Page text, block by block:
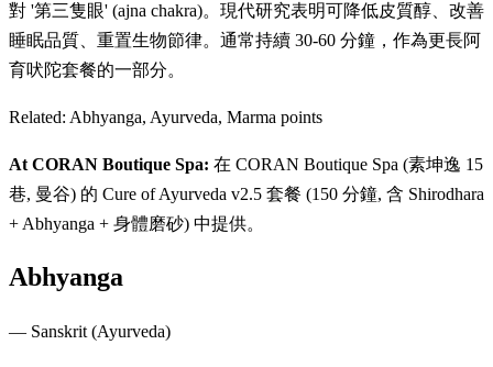
對 '第三隻眼' (ajna chakra)。現代研究表明可降低皮質醇、改善
睡眠品質、重置生物節律。通常持續 30-60 分鐘，作為更長阿
育吠陀套餐的一部分。
Related: Abhyanga, Ayurveda, Marma points
At CORAN Boutique Spa: 在 CORAN Boutique Spa (素坤逸 15
巷, 曼谷) 的 Cure of Ayurveda v2.5 套餐 (150 分鐘, 含 Shirodhara
+ Abhyanga + 身體磨砂) 中提供。
Abhyanga
— Sanskrit (Ayurveda)